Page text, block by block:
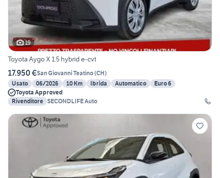
19
Toyota Aygo X 1.5 hybrid e-cvt
17.950 €San Giovanni Teatino(CH)
Usato
06/2026 10 Km Ibrida Automatico
Euro 6
Toyota Approved
Rivenditore SECONDLIFE Auto